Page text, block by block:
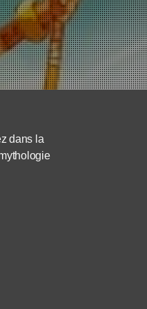
dans la